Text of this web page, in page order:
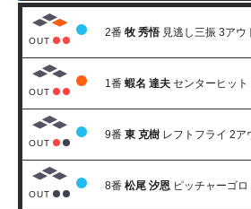
OUT
2番 牧 秀悟 見逃し三振 3アウ
OUT
1番 蝦名 達夫 センターヒッ
OUT
9番 東 克樹 レフトフライ 2ア
OUT
8番 松尾 汐恩 ピッチャーゴロ